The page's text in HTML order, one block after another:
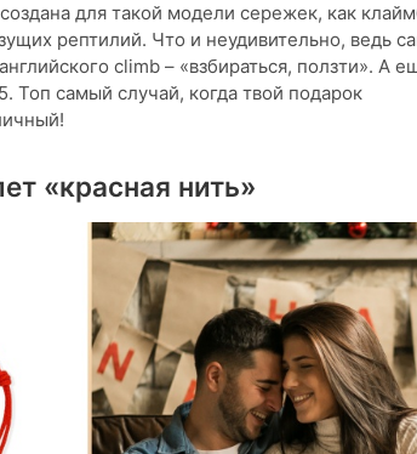
для такой модели сережек, как
рептилий. Что и неудивительно, ведь
climb – «взбираться, ползти». А
Топ самый случай, когда твой подарок
«красная нить»